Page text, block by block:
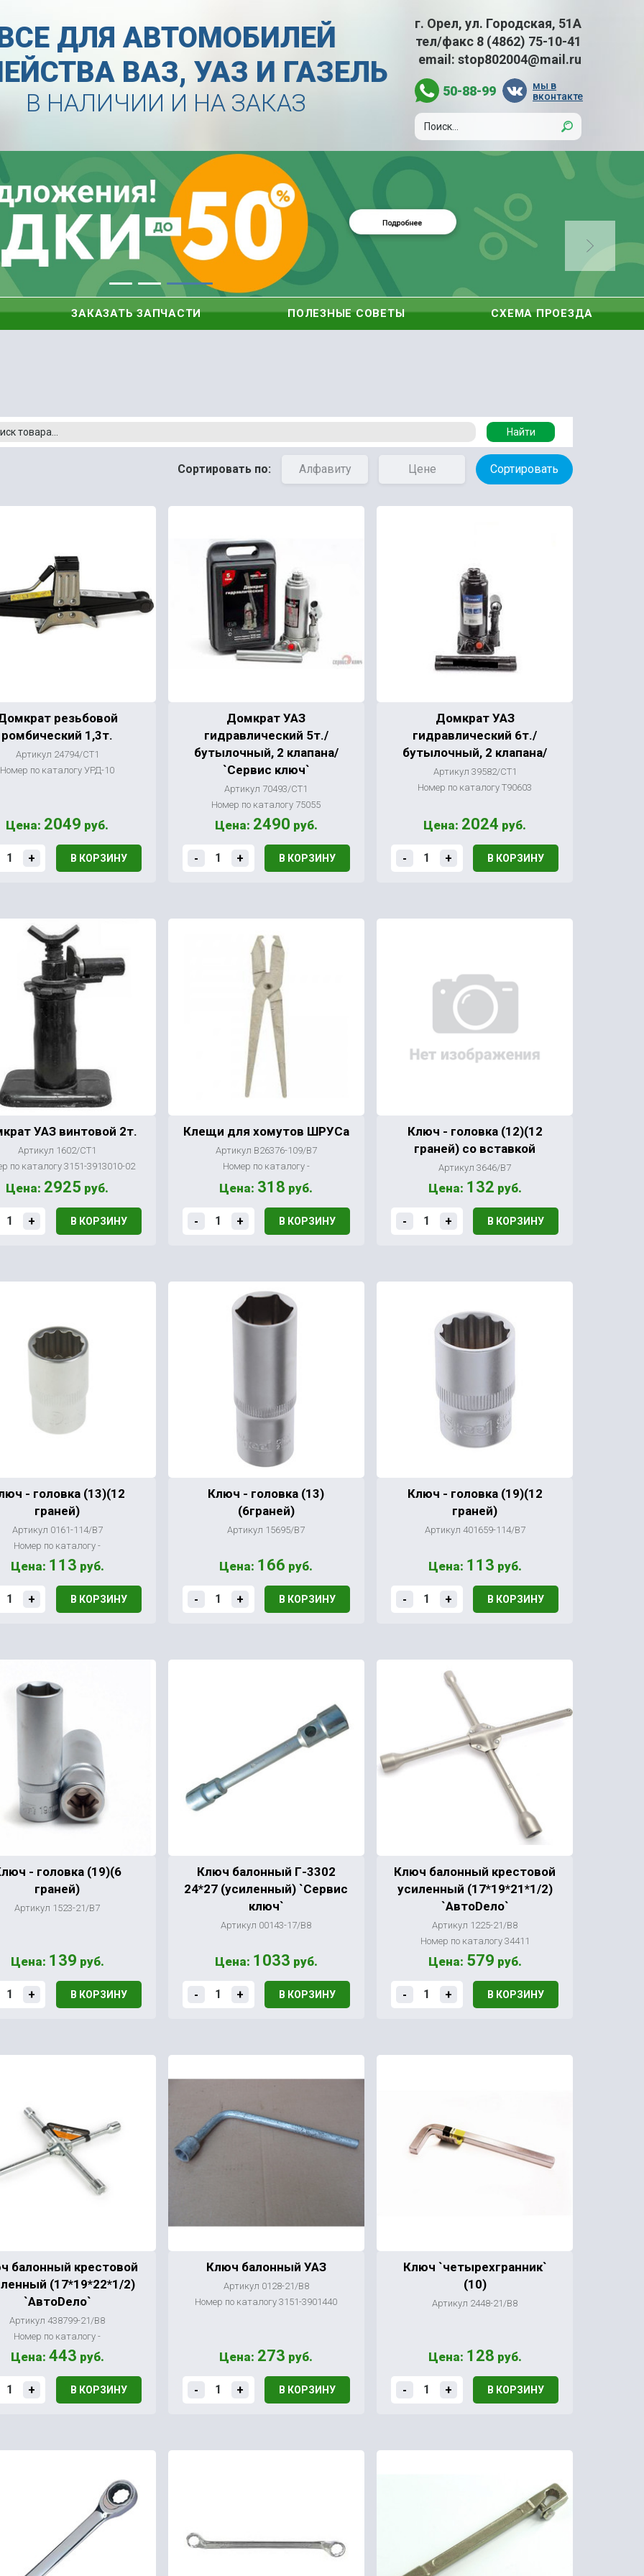
ДЛЯ АВТОМОБИЛЕЙ
ВАЗ, УАЗ И ГАЗЕЛЬ
В НАЛИЧИИ И НА ЗАКАЗ
г. Орел, ул. Городская, 51А
тел/факс 8 (4862) 75-10-41
email: stop802004@mail.ru
50-88-99
мы в
вконтакте
ЗАКАЗАТЬ ЗАПЧАСТИ ПОЛЕЗНЫЕ СОВЕТЫ СХЕМА ПРОЕЗДА
Найти
Сортировать по: Алфавиту Цене Сортировать
резьбовой
ромбический 1,3т.
Артикул 24794/СТ1
Номер по каталогу УРД-10
Цена: 2049 руб.
+ В КОРЗИНУ
Домкрат УАЗ
гидравлический 5т./
бутылочный, 2 клапана/
`Сервис ключ`
Артикул 70493/СТ1
Номер по каталогу 75055
Цена: 2490 руб.
- + В КОРЗИНУ
Домкрат УАЗ
гидравлический 6т./
бутылочный, 2 клапана/
Артикул 39582/СТ1
Номер по каталогу Т90603
Цена: 2024 руб.
- + В КОРЗИНУ
УАЗ винтовой 2т.
Артикул 1602/СТ1
по каталогу 3151-3913010-02
Цена: 2925 руб.
+ В КОРЗИНУ
Клещи для хомутов ШРУСа
Артикул В26376-109/В7
Номер по каталогу -
Цена: 318 руб.
- + В КОРЗИНУ
Ключ - головка (12)(12
граней) со вставкой
Артикул 3646/В7
Цена: 132 руб.
- + В КОРЗИНУ
- головка (13)(12
граней)
Артикул 0161-114/В7
Номер по каталогу -
Цена: 113 руб.
+ В КОРЗИНУ
Ключ - головка (13)
(6граней)
Артикул 15695/В7
Цена: 166 руб.
- + В КОРЗИНУ
Ключ - головка (19)(12
граней)
Артикул 401659-114/В7
Цена: 113 руб.
- + В КОРЗИНУ
- головка (19)(6
граней)
Артикул 1523-21/В7
Цена: 139 руб.
+ В КОРЗИНУ
Ключ балонный Г-3302
24*27 (усиленный) `Сервис
ключ`
Артикул 00143-17/В8
Цена: 1033 руб.
- + В КОРЗИНУ
Ключ балонный крестовой
усиленный (17*19*21*1/2)
`АвтоDeло`
Артикул 1225-21/В8
Номер по каталогу 34411
Цена: 579 руб.
- + В КОРЗИНУ
балонный крестовой
(17*19*22*1/2)
`АвтоDeло`
Артикул 438799-21/В8
Номер по каталогу -
Цена: 443 руб.
+ В КОРЗИНУ
Ключ балонный УАЗ
Артикул 0128-21/В8
Номер по каталогу 3151-3901440
Цена: 273 руб.
- + В КОРЗИНУ
Ключ `четырехгранник`
(10)
Артикул 2448-21/В8
Цена: 128 руб.
- + В КОРЗИНУ